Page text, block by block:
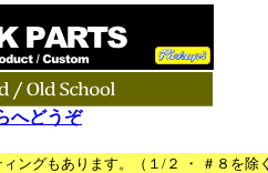
へどうぞ
ングもあります。（１/２ ・ ＃８を除く